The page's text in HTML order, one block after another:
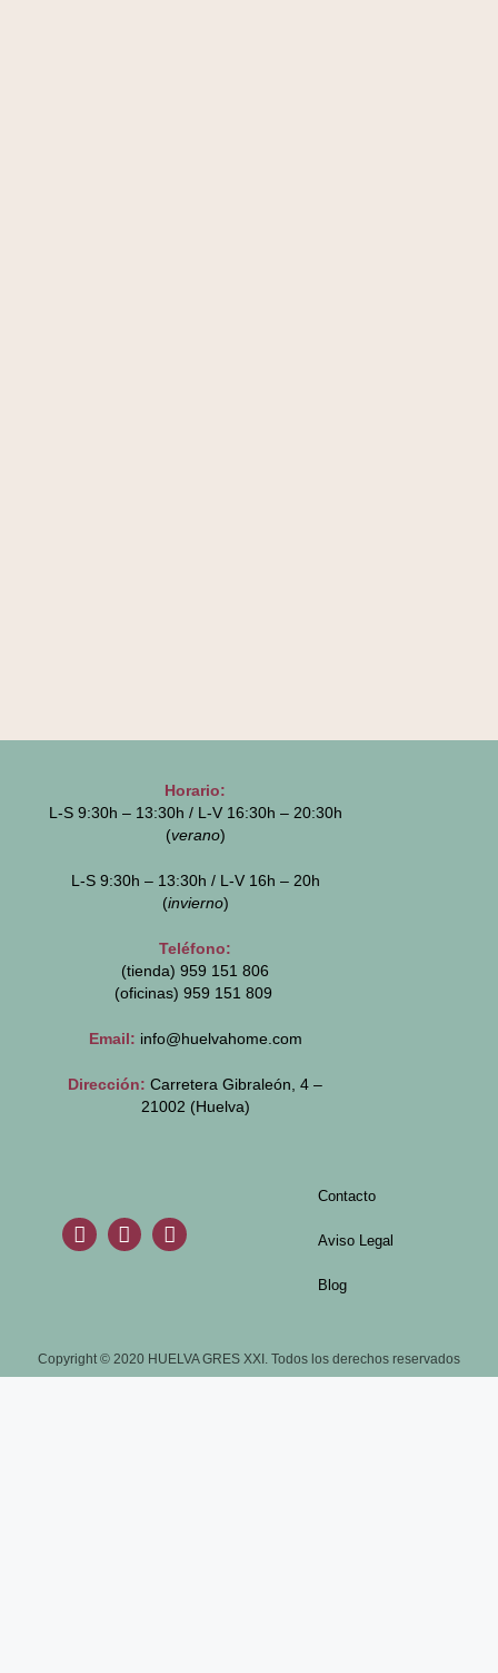
Horario:
L-S 9:30h – 13:30h / L-V 16:30h – 20:30h
(verano)
L-S 9:30h – 13:30h / L-V 16h – 20h
(invierno)
Teléfono:
(tienda) 959 151 806
(oficinas) 959 151 809
Email: info@huelvahome.com
Dirección: Carretera Gibraleón, 4 –
21002 (Huelva)
Contacto
Aviso Legal
Blog
Copyright © 2020 HUELVA GRES XXI. Todos los derechos reservados